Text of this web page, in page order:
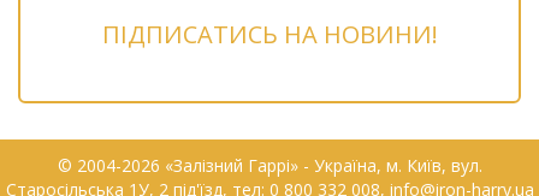
ПІДПИСАТИСЬ НА НОВИНИ!
© 2004-2026 «Залізний Гаррі» - Українa, м. Київ, вул.
Старосільська 1У, 2 під'їзд, тел: 0 800 332 008, info@iron-harry.ua